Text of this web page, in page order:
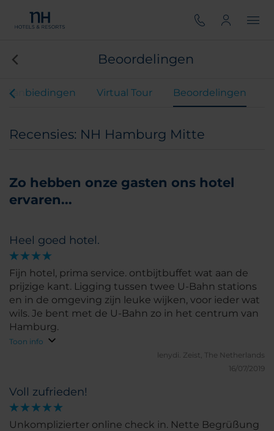
Beoordelingen
Aanbiedingen Virtual Tour Beoordelingen
Recensies: NH Hamburg Mitte
Zo hebben onze gasten ons hotel
ervaren...
Heel goed hotel.
Fijn hotel, prima service. ontbijtbuffet wat aan de
prijzige kant. Ligging tussen twee U-Bahn stations
en in de omgeving zijn leuke wijken, voor ieder wat
wils. Je bent met de U-Bahn zo in het centrum van
Hamburg.
Toon info
lenydi. Zeist, The Netherlands
16/07/2019
Voll zufrieden!
Unkomplizierter online check in. Nette Begrüßung